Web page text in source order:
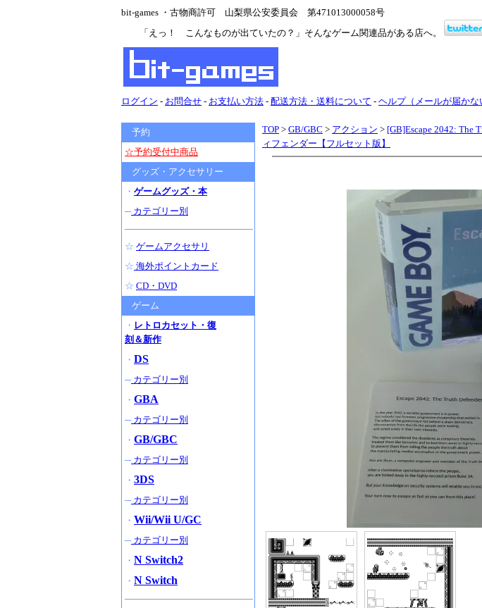
bit-games ・古物商許可 山梨県公安委員会 第471013000058号
「えっ！ こんなものが出ていたの？」そんなゲーム関連品がある店へ。
ログイン - お問合せ - お支払い方法 - 配送方法・送料について - ヘルプ（メールが届か
TOP > GB/GBC > アクション > [GB]Escape 2042: The
ィフェンダー【フルセット版】
予約
☆予約受付中商品
グッズ・アクセサリー
・ ゲームグッズ・本
─カテゴリー別
☆ ゲームアクセサリ
☆ 海外ポイントカード
☆ CD・DVD
ゲーム
・ レトロカセット・復
刻＆新作
・ DS
─カテゴリー別
・ GBA
─カテゴリー別
・ GB/GBC
─カテゴリー別
・ 3DS
─カテゴリー別
・ Wii/Wii U/GC
─カテゴリー別
・ N Switch2
・ N Switch